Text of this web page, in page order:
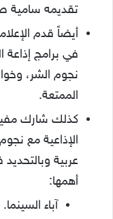
تقديمه سامية
أيضاً قدم
في برامج
نجوم الشر،
الممتعة.
كذلك شارك
الإذاعية مع
عربية
أهمها:
آباء السينما.